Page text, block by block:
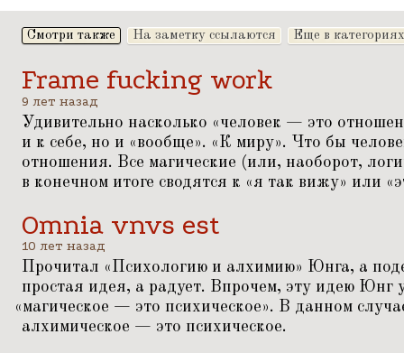
Смотри также На заметку ссылаются Еще в категориях
Frame fucking work
9 лет назад
Удивительно насколько «человек — это
и к себе, но и «вообще». «К миру». Что бы
отношения. Все магические (или, наоборот,
в конечном итоге сводятся к «я так вижу» или «
Omnia vnvs est
10 лет назад
Прочитал «Психологию и алхимию» Юнга, а
простая идея, а радует. Впрочем, эту идею Юнг
«магическое — это психическое». В данном
алхимическое — это психическое.